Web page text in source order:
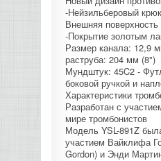
САБВУФЕРЫ
АКУСТИЧЕСКИХ
КОНТРОЛЛЕРЫ
НАУШНИКИ
КОНТАКТЫ
-Нейзильберовый
Внешняя
-Покрытие золотым
Размер канала: 12,9
раструба: 204 мм (8")
Мундштук: 45C2 -
боковой ручкой и
Характеристики
Разработан с
мире тромбонистов
Модель YSL-891Z
участием Вайклифа
Gordon) и Энди